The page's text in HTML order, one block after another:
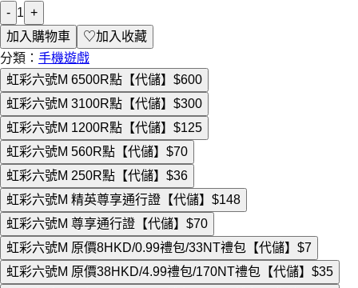
- 1 +
加入購物車
♡加入收藏
分類： 手機遊戲
虹彩六號M 6500R點【代儲】 $600
虹彩六號M 3100R點【代儲】 $300
虹彩六號M 1200R點【代儲】 $125
虹彩六號M 560R點【代儲】 $70
虹彩六號M 250R點【代儲】 $36
虹彩六號M 精英尊享通行證【代儲】 $148
虹彩六號M 尊享通行證【代儲】 $70
虹彩六號M 原價8HKD/0.99禮包/33NT禮包【代儲】 $7
虹彩六號M 原價38HKD/4.99禮包/170NT禮包【代儲】 $35